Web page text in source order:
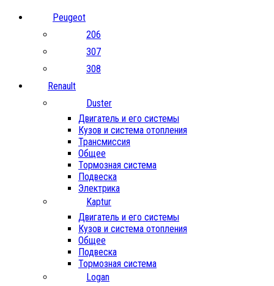
Peugeot
206
307
308
Renault
Duster
Двигатель и его системы
Кузов и система отопления
Трансмиссия
Общее
Тормозная система
Подвеска
Электрика
Kaptur
Двигатель и его системы
Кузов и система отопления
Общее
Подвеска
Тормозная система
Logan